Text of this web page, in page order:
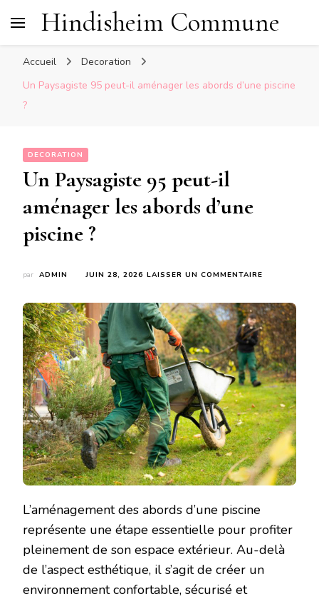
Hindisheim Commune
Accueil
Decoration
Un Paysagiste 95 peut-il aménager les abords d’une piscine
?
DECORATION
Un Paysagiste 95 peut-il
aménager les abords d’une
piscine ?
par ADMIN JUIN 28, 2026 LAISSER UN COMMENTAIRE
95
PEUT-
IL
AMÉNAGER
LES
ABORDS
D’UNE
PISCINE
?
L’aménagement des abords d’une piscine
représente une étape essentielle pour profiter
pleinement de son espace extérieur. Au-delà
de l’aspect esthétique, il s’agit de créer un
environnement confortable, sécurisé et